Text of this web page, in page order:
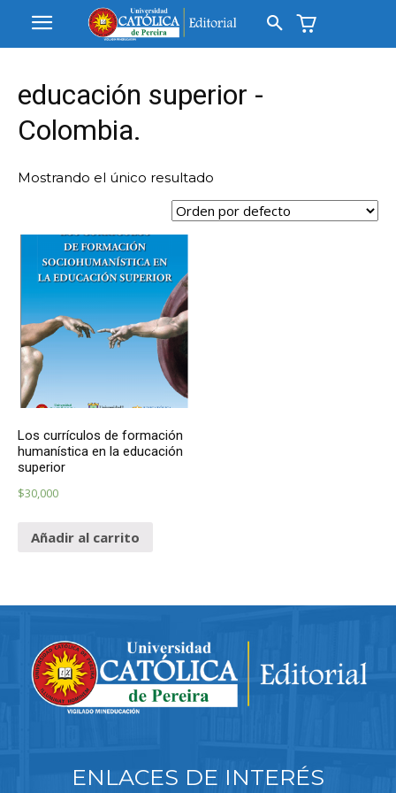
educación superior -
Colombia.
Mostrando el único resultado
Los currículos de formación
humanística en la educación
superior
$30,000
Añadir al carrito
ENLACES DE INTERÉS